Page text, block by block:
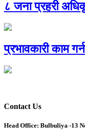
८ जना प्रहरी
प्रभावकारी काम
Contact Us
Head Office: Bulbuliya -13